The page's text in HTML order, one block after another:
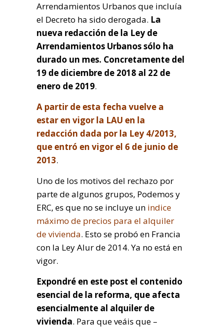
Arrendamientos Urbanos que incluía
el Decreto ha sido derogada. La
nueva redacción de la Ley de
Arrendamientos Urbanos sólo ha
durado un mes. Concretamente del
19 de diciembre de 2018 al 22 de
enero de 2019.
A partir de esta fecha vuelve a
estar en vigor la LAU en la
redacción dada por la Ley 4/2013,
que entró en vigor el 6 de junio de
2013.
Uno de los motivos del rechazo por
parte de algunos grupos, Podemos y
ERC, es que no se incluye un indice
máximo de precios para el alquiler
de vivienda. Esto se probó en Francia
con la Ley Alur de 2014. Ya no está en
vigor.
Expondré en este post el contenido
esencial de la reforma, que afecta
esencialmente al alquiler de
vivienda. Para que veáis que –